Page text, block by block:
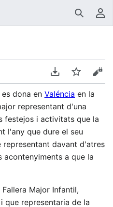
Buscar
Descarregar en
Vigilar
es dona en Valéncia en la
representant d'una
festejos i activitats que la
l'any que dure el seu
davant d'atres
acontenyiments a que la
Major Infantil,
que representaria de la